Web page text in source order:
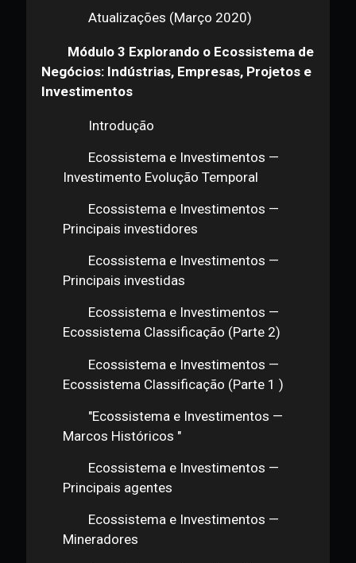
Ethereum — Safiri Felix:
Ethereum — Felipe Sant Ana
Corda — Introdução
Corda — Luiz Jeronymo: R3
Corda — Vito Castanha: Itaú
Dash — Digital Cash
Novidades e Atualizações
Atualizações (Março 2020)
Módulo 3 Explorando o Ecossistema de
Negócios: Indústrias, Empresas, Projetos e
Investimentos
Ecossistema e Investimentos —
Ecossistema e Investimentos —